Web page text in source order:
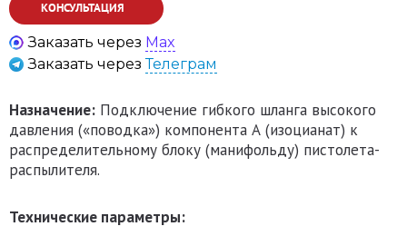
КОНСУЛЬТАЦИЯ
Заказать через Max
Заказать черезТелеграм
Назначение: Подключение гибкого шланга высокого
давления («поводка») компонента А (изоцианат) к
распределительному блоку (манифольду) пистолета-
распылителя.
Технические параметры: